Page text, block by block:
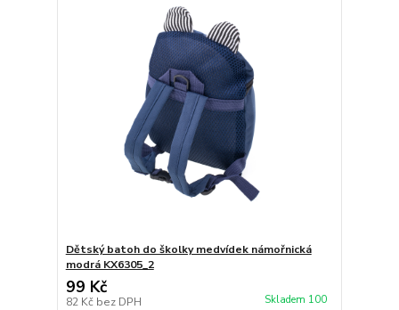
Dětský batoh do školky medvídek námořnická
modrá KX6305_2
99 Kč
82 Kč bez DPH Skladem 100